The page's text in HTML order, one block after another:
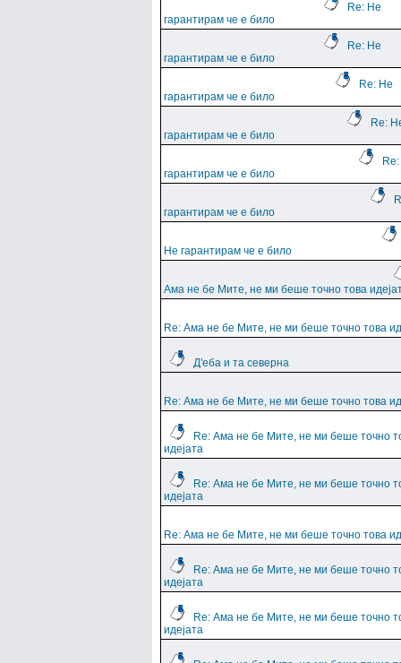
Re: Не
гарантирам че е било
Re: Не
гарантирам че е било
Re: Не
гарантирам че е било
Re:
гарантирам че е било
гарантирам че е било
гарантирам че е било
Не гарантирам че е било
Ама не бе Мите, не ми беше точно това
Re: Ама не бе Мите, не ми беше точно това
Д'еба и та северна
Re: Ама не бе Мите, не ми беше точно това
Re: Ама не бе Мите, не ми беше точно
идејата
Re: Ама не бе Мите, не ми беше точно
идејата
Re: Ама не бе Мите, не ми беше точно това
Re: Ама не бе Мите, не ми беше точно
идејата
Re: Ама не бе Мите, не ми беше точно
идејата